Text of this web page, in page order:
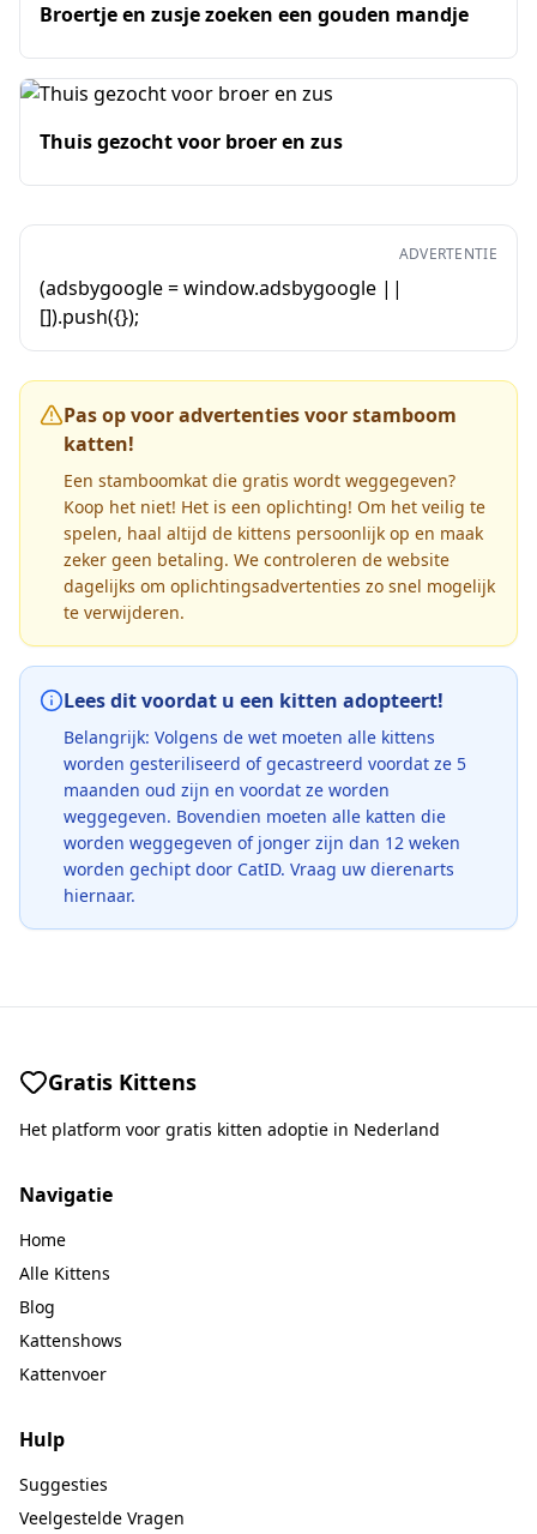
Broertje en zusje zoeken een gouden mandje
Thuis gezocht voor broer en zus
ADVERTENTIE
(adsbygoogle = window.adsbygoogle ||
[]).push({});
Pas op voor advertenties voor stamboom
katten!
Een stamboomkat die gratis wordt weggegeven?
Koop het niet! Het is een oplichting! Om het veilig te
spelen, haal altijd de kittens persoonlijk op en maak
zeker geen betaling. We controleren de website
dagelijks om oplichtingsadvertenties zo snel mogelijk
te verwijderen.
Lees dit voordat u een kitten adopteert!
Belangrijk: Volgens de wet moeten alle kittens
worden gesteriliseerd of gecastreerd voordat ze 5
maanden oud zijn en voordat ze worden
weggegeven. Bovendien moeten alle katten die
worden weggegeven of jonger zijn dan 12 weken
worden gechipt door CatID. Vraag uw dierenarts
hiernaar.
Gratis Kittens
Het platform voor gratis kitten adoptie in Nederland
Navigatie
Home
Alle Kittens
Blog
Kattenshows
Kattenvoer
Hulp
Suggesties
Veelgestelde Vragen